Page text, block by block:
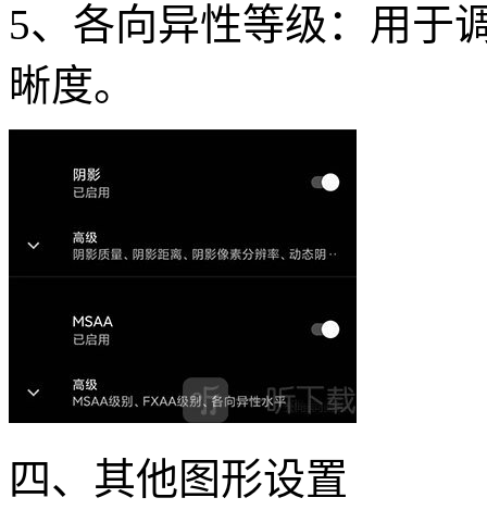
5、各向异性等级：用于
晰度。
四、其他图形设置